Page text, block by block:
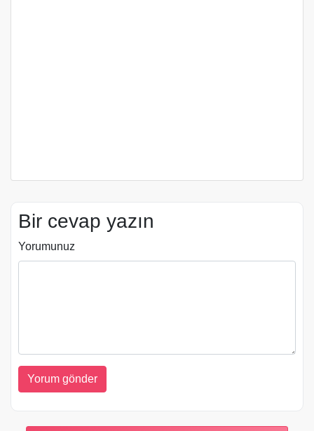
Bir cevap yazın
Yorumunuz